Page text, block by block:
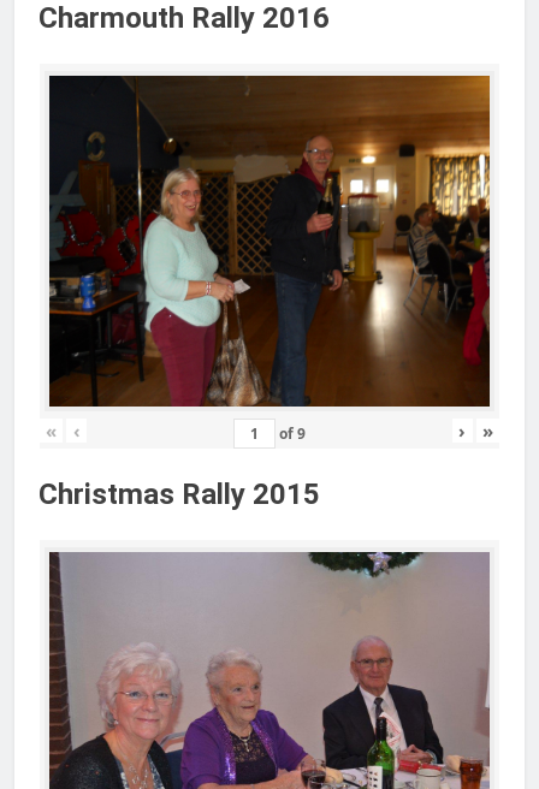
Charmouth Rally 2016
« ‹ of9 › »
Christmas Rally 2015